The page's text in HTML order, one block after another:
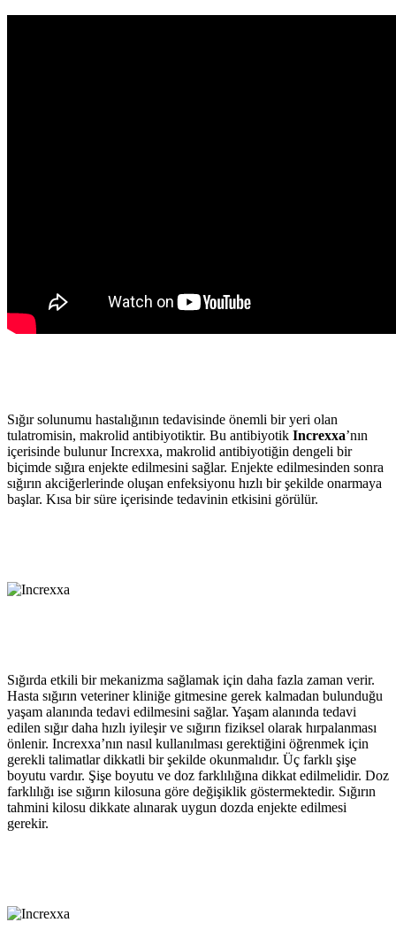
Sığır solunumu hastalığının tedavisinde önemli bir yeri olan
tulatromisin, makrolid antibiyotiktir. Bu antibiyotik Increxxa’nın
içerisinde bulunur Increxxa, makrolid antibiyotiğin dengeli bir
biçimde sığıra enjekte edilmesini sağlar. Enjekte edilmesinden sonra
sığırın akciğerlerinde oluşan enfeksiyonu hızlı bir şekilde onarmaya
başlar. Kısa bir süre içerisinde tedavinin etkisini görülür.
Sığırda etkili bir mekanizma sağlamak için daha fazla zaman verir.
Hasta sığırın veteriner kliniğe gitmesine gerek kalmadan bulunduğu
yaşam alanında tedavi edilmesini sağlar. Yaşam alanında tedavi
edilen sığır daha hızlı iyileşir ve sığırın fiziksel olarak hırpalanması
önlenir. Increxxa’nın nasıl kullanılması gerektiğini öğrenmek için
gerekli talimatlar dikkatli bir şekilde okunmalıdır. Üç farklı şişe
boyutu vardır. Şişe boyutu ve doz farklılığına dikkat edilmelidir. Doz
farklılığı ise sığırın kilosuna göre değişiklik göstermektedir. Sığırın
tahmini kilosu dikkate alınarak uygun dozda enjekte edilmesi
gerekir.